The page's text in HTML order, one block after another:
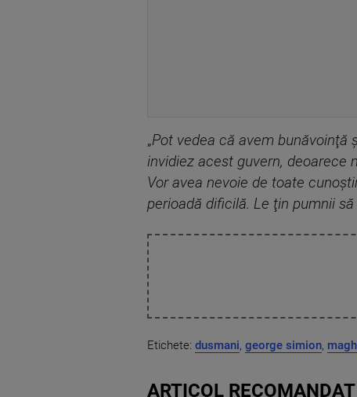
„Pot vedea că avem bunăvoinţă
invidiez acest guvern, deoarece
Vor avea nevoie de toate
perioadă dificilă. Le ţin pumnii
Etichete: dusmani, george simion,
ARTICOL RECOMANDAT